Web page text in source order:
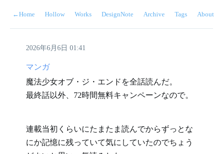
←Home Hollow Works DesignNote Archive Tags About
2026年6月6日 01:41
マンガ
魔法少女オブ・ジ・エンドを全話読んだ。
最終話以外、72時間無料キャンペーンなので。
連載当初くらいにたまたま読んでからずっとな
にか記憶に残っていて気にしていたのでちょう